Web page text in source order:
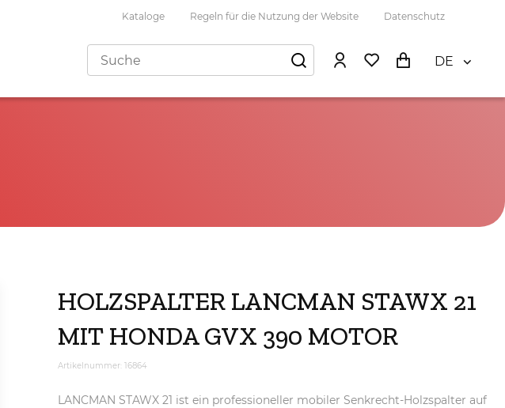
Kataloge Regeln für die Nutzung der Website Datenschutz
DE
HOLZSPALTER LANCMAN STAWX 21
MIT HONDA GVX 390 MOTOR
Artikelnummer: 16864
LANCMAN STAWX 21 ist ein professioneller mobiler Senkrecht-Holzspalter auf